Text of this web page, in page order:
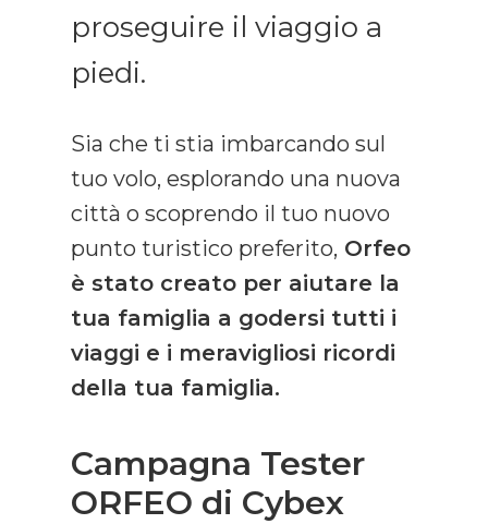
proseguire il viaggio a
piedi.
Sia che ti stia imbarcando sul
tuo volo, esplorando una nuova
città o scoprendo il tuo nuovo
punto turistico preferito, Orfeo
è stato creato per aiutare la
tua famiglia a godersi tutti i
viaggi e i meravigliosi ricordi
della tua famiglia.
Campagna Tester
ORFEO di Cybex